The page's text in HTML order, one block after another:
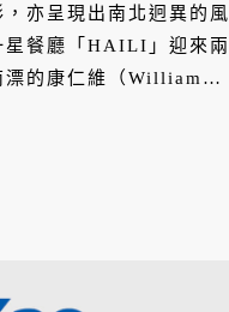
亦呈現出南北迥異的風
星餐廳「HAILI」迎來兩
漂的康仁維（William）